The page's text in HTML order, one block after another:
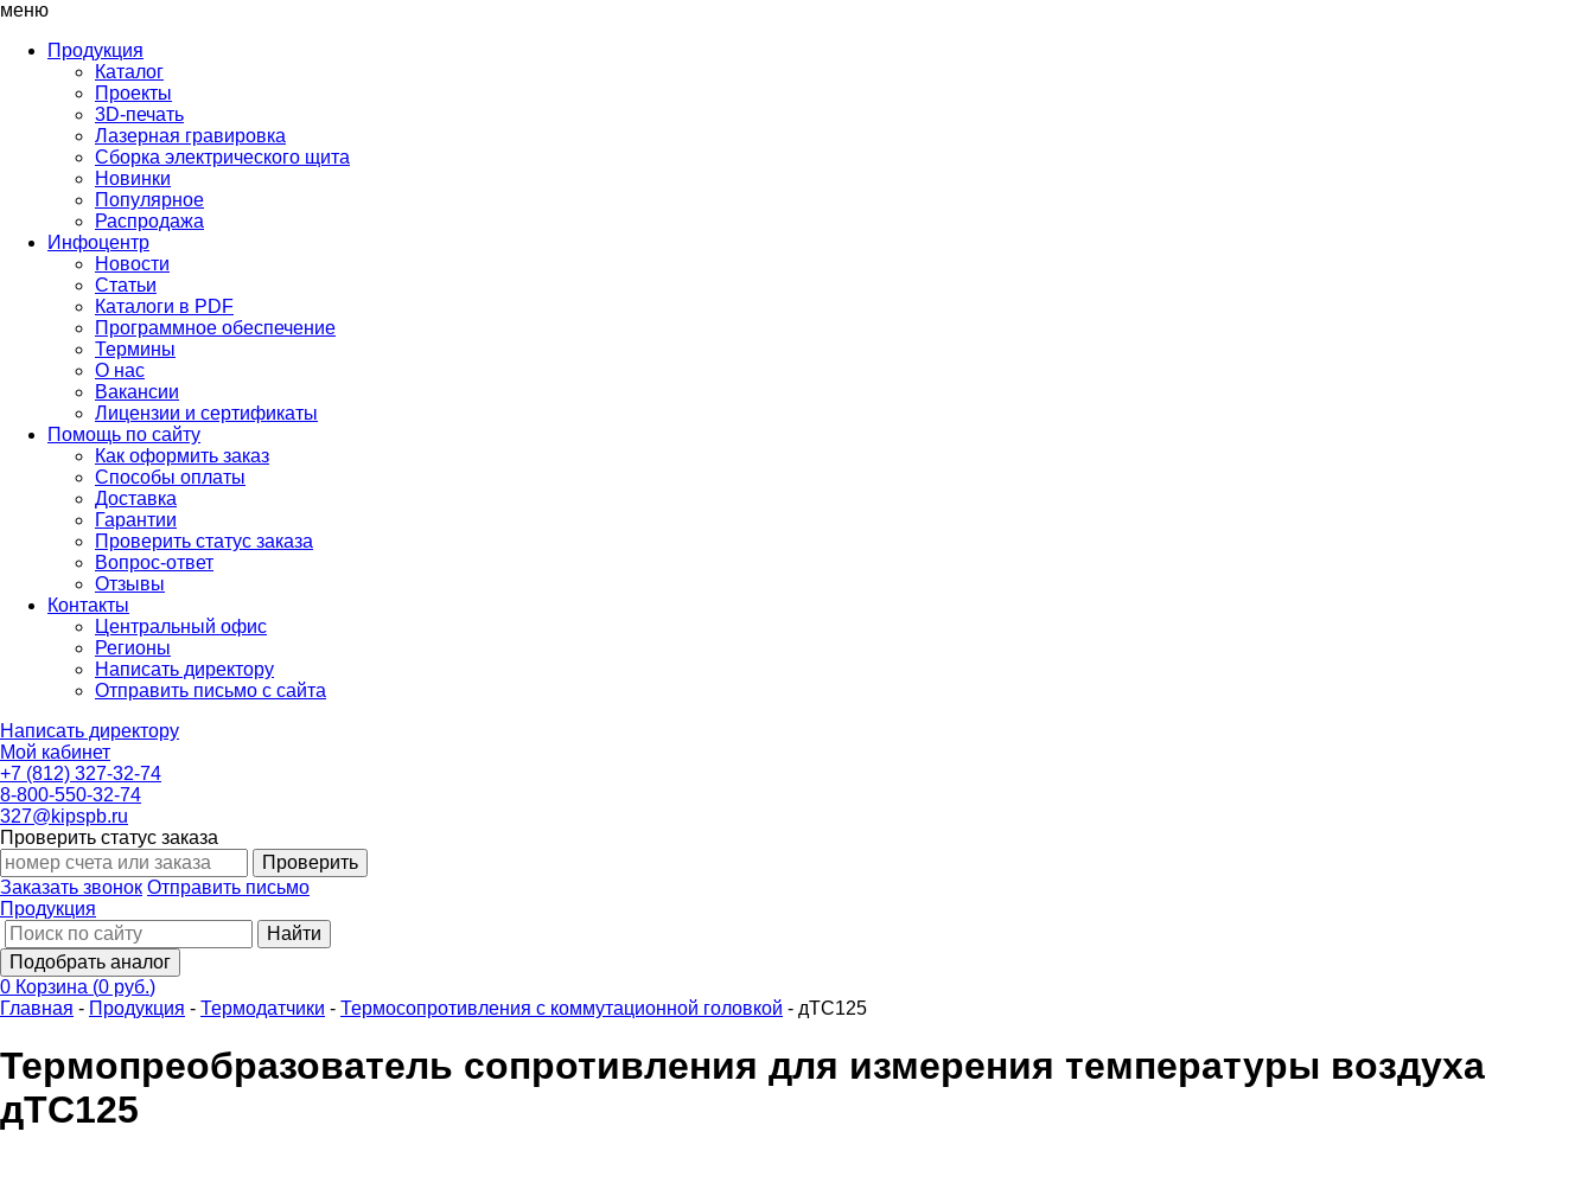
меню
Продукция
Каталог
Проекты
3D-печать
Лазерная гравировка
Сборка электрического щита
Новинки
Популярное
Распродажа
Инфоцентр
Новости
Статьи
Каталоги в PDF
Программное обеспечение
Термины
О нас
Вакансии
Лицензии и сертификаты
Помощь по сайту
Как оформить заказ
Способы оплаты
Доставка
Гарантии
Проверить статус заказа
Вопрос-ответ
Отзывы
Контакты
Центральный офис
Регионы
Написать директору
Отправить письмо с сайта
Написать директору
Мой кабинет
+7 (812) 327-32-74
8-800-550-32-74
327@kipspb.ru
Проверить статус заказа
Проверить
Заказать звонок Отправить письмо
Продукция
Найти
Подобрать аналог
0 Корзина (0 руб.)
Главная - Продукция - Термодатчики - Термосопротивления с коммутационной головкой - дТС125
Термопреобразователь сопротивления для измерения температуры воздуха
дТС125